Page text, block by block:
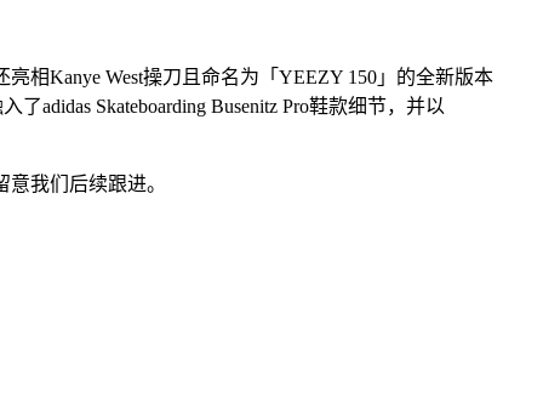
相Kanye West操刀且命名为「YEEZY 150」的全新版本
adidas Skateboarding Busenitz Pro鞋款细节，并以
我们后续跟进。